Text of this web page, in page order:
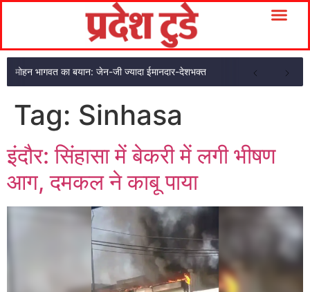
मोहन भागवत का बयान: जेन-जी ज्यादा ईमानदार-देशभक्त
Tag: Sinhasa
इंदौर: सिंहासा में बेकरी में लगी भीषण
आग, दमकल ने काबू पाया